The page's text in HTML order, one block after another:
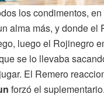
los condimentos,
alma más, y donde el
luego el Rojinegro
se lo llevaba
El Remero
forzó el